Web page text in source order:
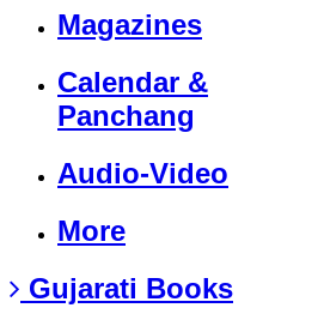
Magazines
Calendar &
Panchang
Audio-Video
More
Gujarati Books